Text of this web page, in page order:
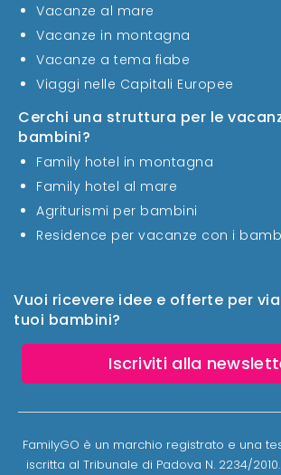
Vuoi ricevere idee e offerte per
tuoi bambini?
Iscriviti alla
Vacanze al mare
Vacanze in montagna
Vacanze a tema fiabe
Viaggi nelle Capitali Europee
Cerchi una struttura per le
bambini?
Family hotel in montagna
Family hotel al mare
Agriturismi per bambini
Residence per vacanze con i
FamilyGO è un marchio registrato e una
iscritta al Tribunale di Padova N. 2234/2010.